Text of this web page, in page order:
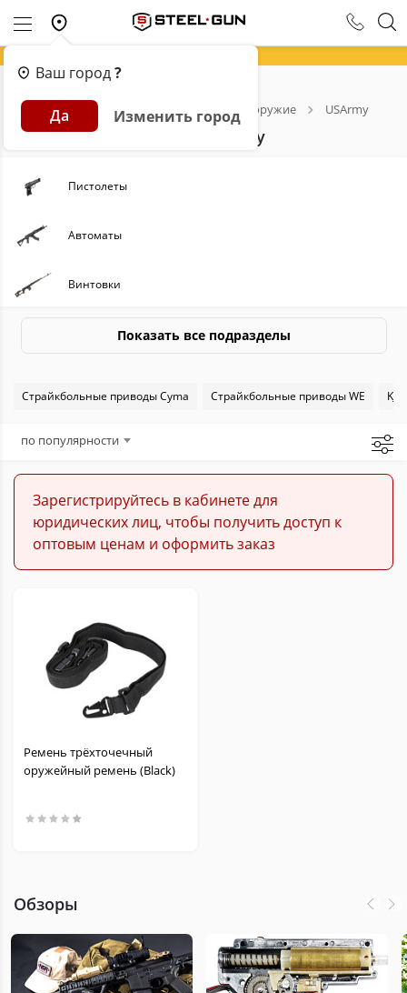
Ваш город?
Да Изменить город
Главная Каталог Страйкбольное оружие USArmy
Всё для страйкбола от USArmy
Пистолеты
Автоматы
Винтовки
Пулеметы
Расходники для страйкбола
Показать все подразделы
Страйкбольные приводы Cyma Страйкбольные приводы WE KJW
по популярности
Зарегистрируйтесь в кабинете для
юридических лиц, чтобы получить доступ к
оптовым ценам и оформить заказ
Ремень трёхточечный
оружейный ремень (Black)
Обзоры